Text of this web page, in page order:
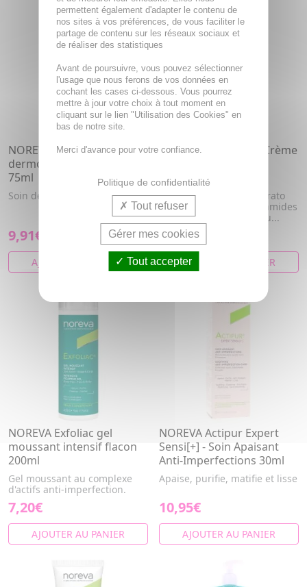
NOREVA Kérapil soin
dermo-régulateur tube
75ml
Soin dermo-régulateur.
9,91€
AJOUTER AU PANIER
NOREVA Alpha KM+ Crème
fermeté tube 40ml
Soin anti-âge visage Kérato
Modulateur aux Biocéramides
VI, rides installées. Peau...
15,54€
AJOUTER AU PANIER
NOREVA Exfoliac gel
moussant intensif flacon
200ml
Gel moussant au complexe
d'actifs anti-imperfection.
7,20€
AJOUTER AU PANIER
NOREVA Actipur Expert
Sensi[+] - Soin Apaisant
Anti-Imperfections 30ml
Apaise, purifie, matifie et lisse
10,95€
AJOUTER AU PANIER
permettent également d'adapter le contenu de
nos sites à vos préférences, de vous faciliter le
partage de contenu sur les réseaux sociaux et
de réaliser des statistiques
Avant de poursuivre, vous pouvez sélectionner
l'usage que nous ferons de vos données en
cochant les cases ci-dessous. Vous pourrez
mettre à jour votre choix à tout moment en
cliquant sur le lien "Utilisation des Cookies" en
bas de notre site.
Merci d'avance pour votre confiance.
Politique de confidentialité
Tout refuser
Gérer mes cookies
Tout accepter